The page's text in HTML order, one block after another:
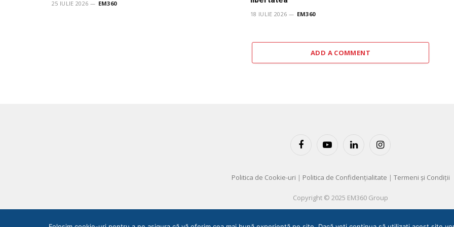
25 IULIE 2026 EM360
18 IULIE 2026 EM360
ADD A COMMENT
FacebookYouTubeLinkedInInstagram
Politica de Cookie-uri | Politica de Confidențialitate | Termeni și Condiții
Copyright © 2025 EM360 Group